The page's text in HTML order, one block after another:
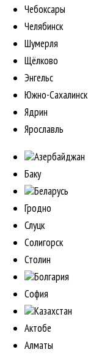
Чебоксары
Челябинск
Шумерля
Щёлково
Энгельс
Южно-Сахалинск
Ядрин
Ярославль
Азербайджан
Баку
Беларусь
Гродно
Слуцк
Солигорск
Столин
Болгария
София
Казахстан
Актобе
Алматы